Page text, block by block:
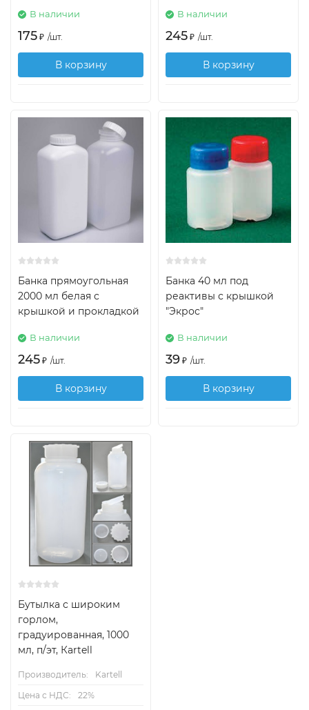
В наличии
175 ₽ /шт.
В корзину
В наличии
245 ₽ /шт.
В корзину
Банка прямоугольная
2000 мл белая с
крышкой и прокладкой
В наличии
245 ₽ /шт.
В корзину
Банка 40 мл под
реактивы с крышкой
"Экрос"
В наличии
39 ₽ /шт.
В корзину
Бутылка с широким
горлом,
градуированная, 1000
мл, п/эт, Кartell
Производитель:
Kartell
Цена с НДС:
22%